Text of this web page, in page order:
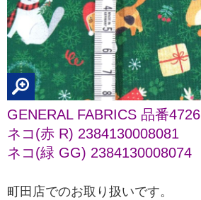
GENERAL FABRICS 品番4726
ネコ(赤 R) 2384130008081
ネコ(緑 GG) 2384130008074
町田店でのお取り扱いです。